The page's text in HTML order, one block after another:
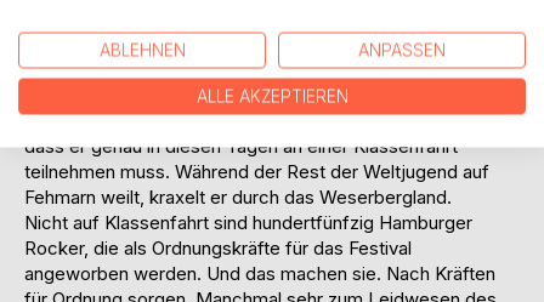
Clemens davon zu überzeugen, dass der freundliche
»Onkel Willi« Satan ist.
Auch Bert ist Schüler, zwei Klassen unter Heini allerdings,
und stinksauer. Das Schicksal und seine Lehrer wollen,
dass er genau in diesen Tagen an einer Klassenfahrt
teilnehmen muss. Während der Rest der Weltjugend auf
Fehmarn weilt, kraxelt er durch das Weserbergland.
Nicht auf Klassenfahrt sind hundertfünfzig Hamburger
Rocker, die als Ordnungskräfte für das Festival
angeworben werden. Und das machen sie. Nach Kräften
ABLEHNEN ANPASSEN
ALLE AKZEPTIEREN